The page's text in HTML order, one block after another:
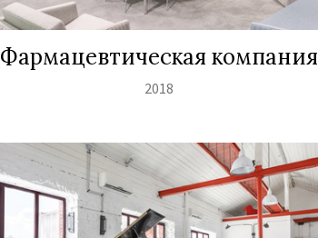
Фармацевтическая компания
2018